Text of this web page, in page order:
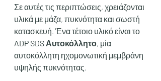
Σε αυτές τις περιπτώσεις, χρειάζονται
υλικά με μάζα, πυκνότητα και σωστή
κατασκευή. Ένα τέτοιο υλικό είναι το
ADP SDS Αυτοκόλλητο, μία
αυτοκόλλητη ηχομονωτική μεμβράνη
υψηλής πυκνότητας.